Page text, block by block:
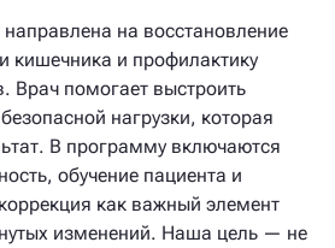
на восстановление
кишечника и профилактику
Врач помогает выстроить
нагрузки, которая
В программу включаются
обучение пациента и
как важный элемент
изменений. Наша цель — не